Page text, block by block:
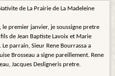
de La Prairie de La Madeleine
premier janvier, je soussigne pretre
de Jean Baptiste Lavoix et Marie
parrain, Sieur Rene Bourrassa a
Brosseau a signe pareillement. Rene
Jacques Desligneris pretre.